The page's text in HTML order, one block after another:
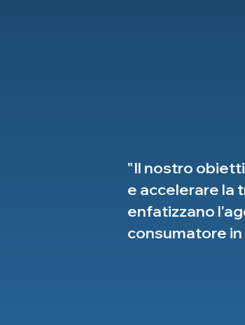
"Il nostro
e accelerare la
enfatizzano
consumatore